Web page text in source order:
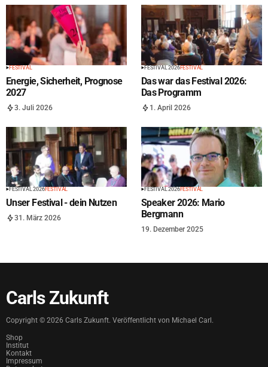
FESTIVAL
Energie, Sicherheit, Prognose
2027
3. Juli 2026
FESTIVAL 2026FESTIVAL
Das war das Festival 2026:
Das Programm
1. April 2026
FESTIVAL 2026FESTIVAL
Unser Festival - dein Nutzen
31. März 2026
FESTIVAL 2026FESTIVAL
Speaker 2026: Mario
Bergmann
19. Dezember 2025
Carls Zukunft
Copyright © 2026 Carls Zukunft. Veröffentlicht von Michael Carl.
Shop
Institut
Kontakt
Impressum